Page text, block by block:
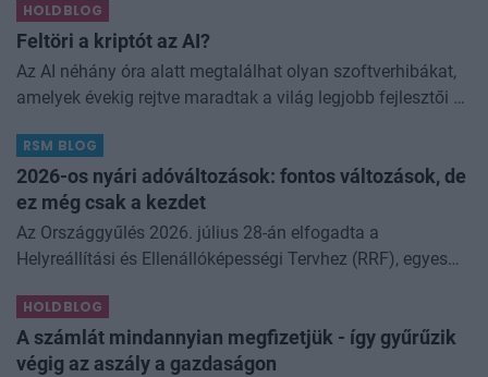
Kevesebb alkoholt iszunk
HOLDBLOG
Feltöri a kriptót az AI?
Az AI néhány óra alatt megtalálhat olyan szoftverhibákat,
amelyek évekig rejtve maradtak a világ legjobb fejlesztői és
különösen nagy...
RSM BLOG
2026-os nyári adóváltozások: fontos változások, de
ez még csak a kezdet
Az Országgyűlés 2026. július 28-án elfogadta a
Helyreállítási és Ellenállóképességi Tervhez (RRF), egyes
kapcsolódó adóintézkedésekről, v
HOLDBLOG
A számlát mindannyian megfizetjük - így gyűrűzik
végig az aszály a gazdaságon